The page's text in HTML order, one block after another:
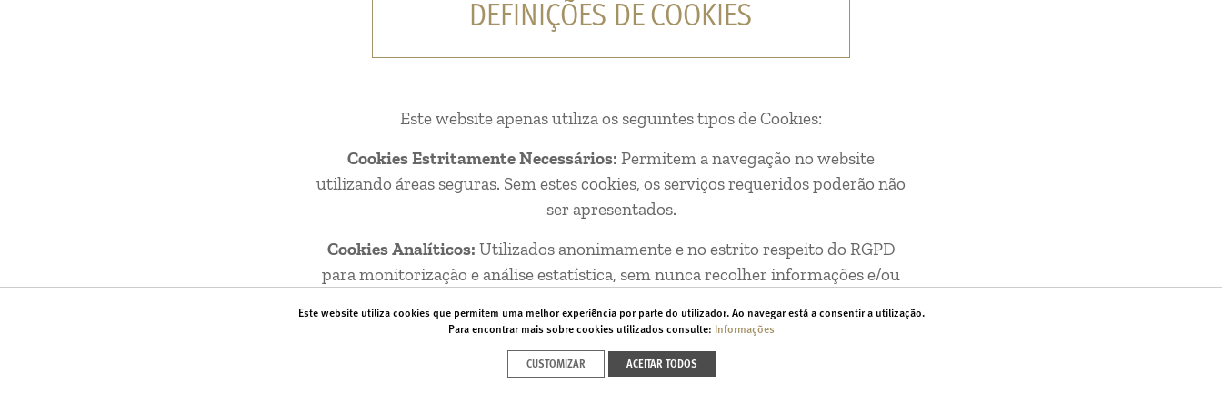
DEFINIÇÕES DE COOKIES
Este website apenas utiliza os seguintes tipos de Cookies:
Cookies Estritamente Necessários: Permitem a navegação no website
utilizando áreas seguras. Sem estes cookies, os serviços requeridos poderão não
ser apresentados.
Cookies Analíticos: Utilizados anonimamente e no estrito respeito do RGPD
para monitorização e análise estatística, sem nunca recolher informações e/ou
Este website utiliza cookies que permitem uma melhor experiência por parte do utilizador. Ao navegar está a consentir a utilização.
Para encontrar mais sobre cookies utilizados consulte:
Informações
CUSTOMIZAR ACEITAR TODOS